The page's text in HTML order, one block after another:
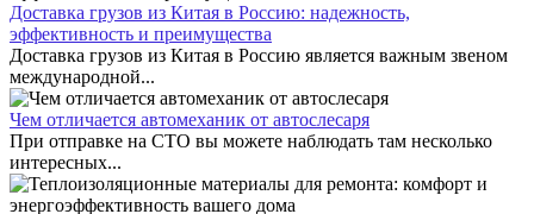
Доставка грузов из Китая в Россию: надежность,
эффективность и преимущества
Доставка грузов из Китая в Россию является важным звеном
международной...
Чем отличается автомеханик от автослесаря
При отправке на СТО вы можете наблюдать там несколько
интересных...